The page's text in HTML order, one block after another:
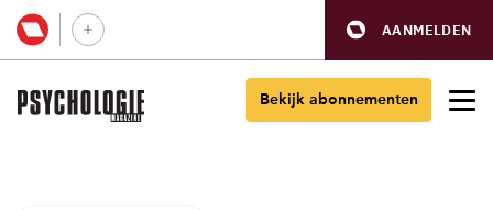
AANMELDEN
Bekijk abonnementen